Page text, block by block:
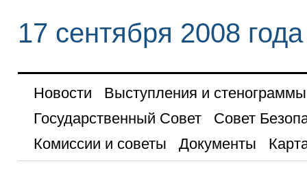
17 сентября 2008 года
Новости
Выступления и стенограммы
Государственный Совет
Совет
Комиссии и советы
Документы